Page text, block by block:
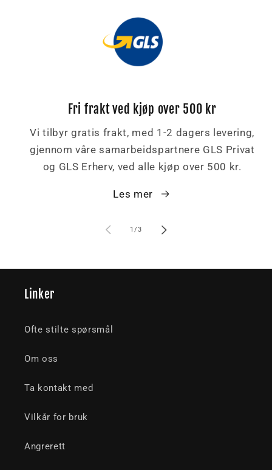
Fri frakt ved kjøp over 500 kr
Vi tilbyr gratis frakt, med 1-2 dagers levering,
gjennom våre samarbeidspartnere GLS Privat
og GLS Erherv, ved alle kjøp over 500 kr.
Les mer
1 /av
3
Linker
Ofte stilte spørsmål
Om oss
Ta kontakt med
Vilkår for bruk
Angrerett